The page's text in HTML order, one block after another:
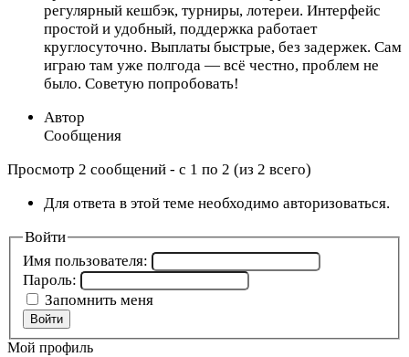
регулярный кешбэк, турниры, лотереи. Интерфейс
простой и удобный, поддержка работает
круглосуточно. Выплаты быстрые, без задержек. Сам
играю там уже полгода — всё честно, проблем не
было. Советую попробовать!
Автор
Сообщения
Просмотр 2 сообщений - с 1 по 2 (из 2 всего)
Для ответа в этой теме необходимо авторизоваться.
Войти
Имя пользователя:
Пароль:
Запомнить меня
Войти
Мой профиль